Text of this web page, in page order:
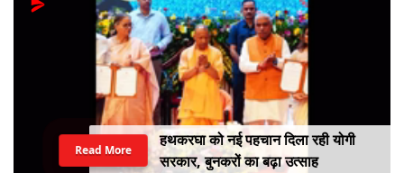
हथकरघा को नई पहचान दिला रही योगी
सरकार, बुनकरों का बढ़ा उत्साह
Read More